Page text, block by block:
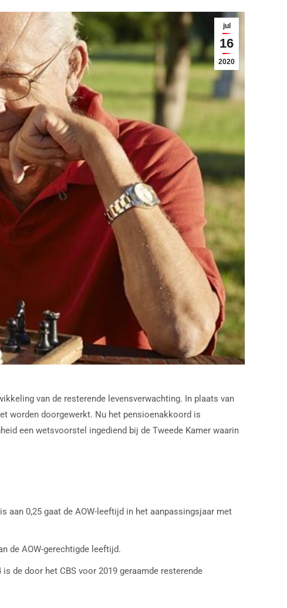
jul
16
2020
van de resterende levensverwachting. In plaats van
worden doorgewerkt. Nu het pensioenakkoord is
een wetsvoorstel ingediend bij de Tweede Kamer waarin
aan 0,25 gaat de AOW-leeftijd in het aanpassingsjaar met
de AOW-gerechtigde leeftijd.
de door het CBS voor 2019 geraamde resterende